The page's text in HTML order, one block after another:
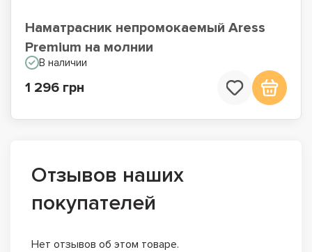
Наматрасник непромокаемый Aress
Premium на молнии
В наличии
1 296 грн
Отзывов наших
покупателей
Нет отзывов об этом товаре.